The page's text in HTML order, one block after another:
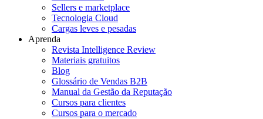
Sellers e marketplace
Tecnologia Cloud
Cargas leves e pesadas
Aprenda
Revista Intelligence Review
Materiais gratuitos
Blog
Glossário de Vendas B2B
Manual da Gestão da Reputação
Cursos para clientes
Cursos para o mercado